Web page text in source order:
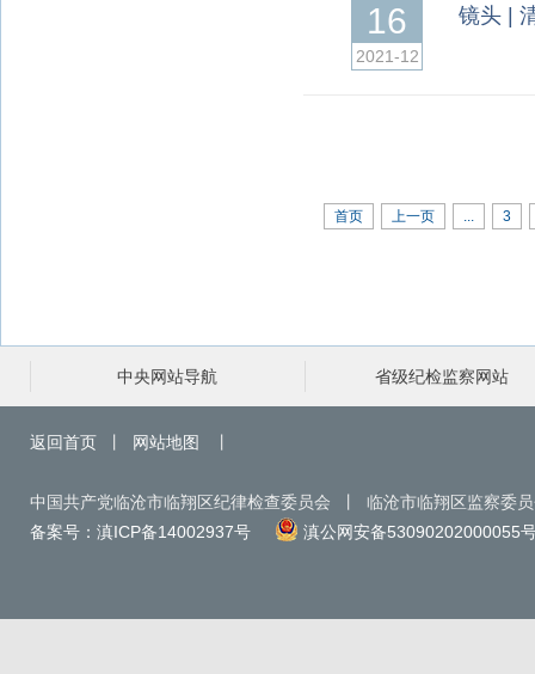
16
2021-12
镜头 |
首页 上一页 ... 3
中央网站导航 省级纪检监察网站
返回首页 网站地图
中国共产党临沧市临翔区纪律检查委员会 丨 临沧市临翔区监察委
备案号：滇ICP备14002937号
滇公网安备53090202000055